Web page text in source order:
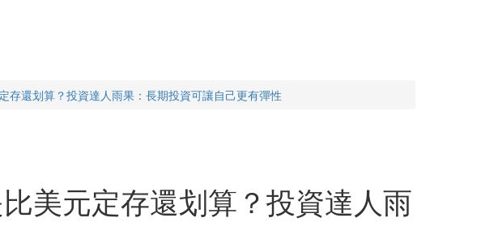
存還划算？投資達人雨果：長期投資可讓自己更有彈性
美元定存還划算？投資達人雨